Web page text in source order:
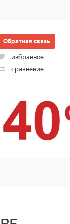
Обратная связь
избранное
сравнение